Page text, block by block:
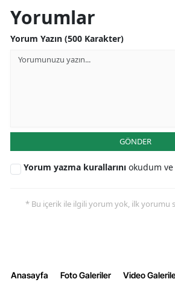
Yorumlar
Yorum Yazın (500 Karakter)
GÖNDER
Yorum yazma kurallarını okudum
* Bu içerik ile ilgili yorum yok, ilk yorumu
Anasayfa Foto Galeriler Video